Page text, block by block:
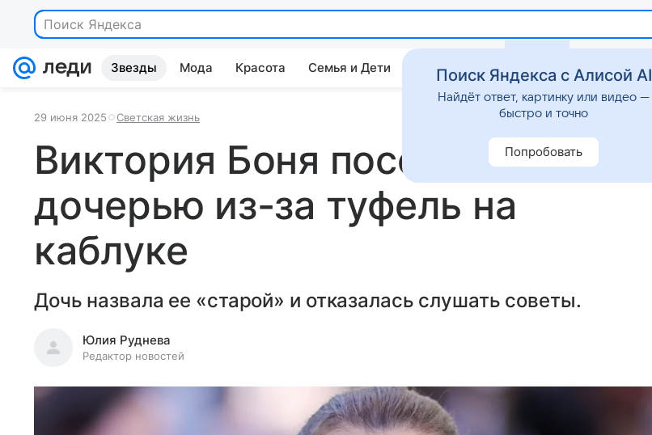
Поиск Яндекса
Звезды Мода Красота Семья и Дети Дом Гороскопы Стиль жизни
29 июня 2025 Светская жизнь
Виктория Боня поссорилась с
дочерью из-за туфель на
каблуке
Дочь назвала ее «старой» и отказалась слушать советы.
Юлия Руднева
Редактор новостей
Поиск Яндекса с Алисой AI
Найдёт ответ, картинку или видео —
быстро и точно
Попробовать